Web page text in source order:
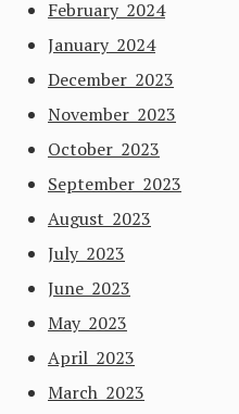
February 2024
January 2024
December 2023
November 2023
October 2023
September 2023
August 2023
July 2023
June 2023
May 2023
April 2023
March 2023